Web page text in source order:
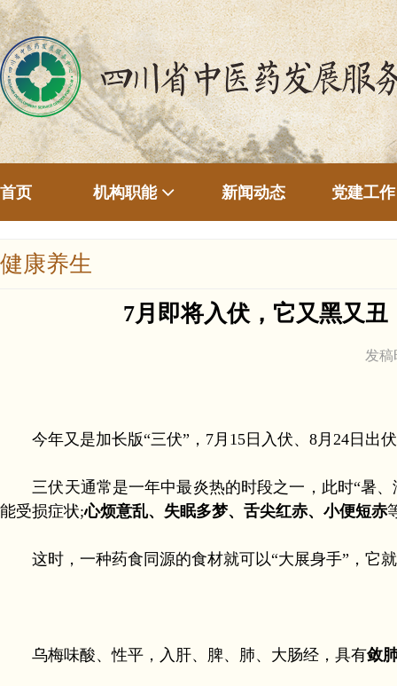
首页 机构职能 新闻动态 党建工作
健康养生
7月即将入伏，它又黑又
发稿
今年又是加长版“三伏”，7月15日入伏、8月24日出
三伏天通常是一年中最炎热的时段之一，此时“暑、
能受损症状;心烦意乱、失眠多梦、 舌尖红赤、小便短赤
这时，一种药食同源的食材就可以“大展身手”，它
乌梅味酸、性平，入肝、脾、肺、大肠经，具有敛